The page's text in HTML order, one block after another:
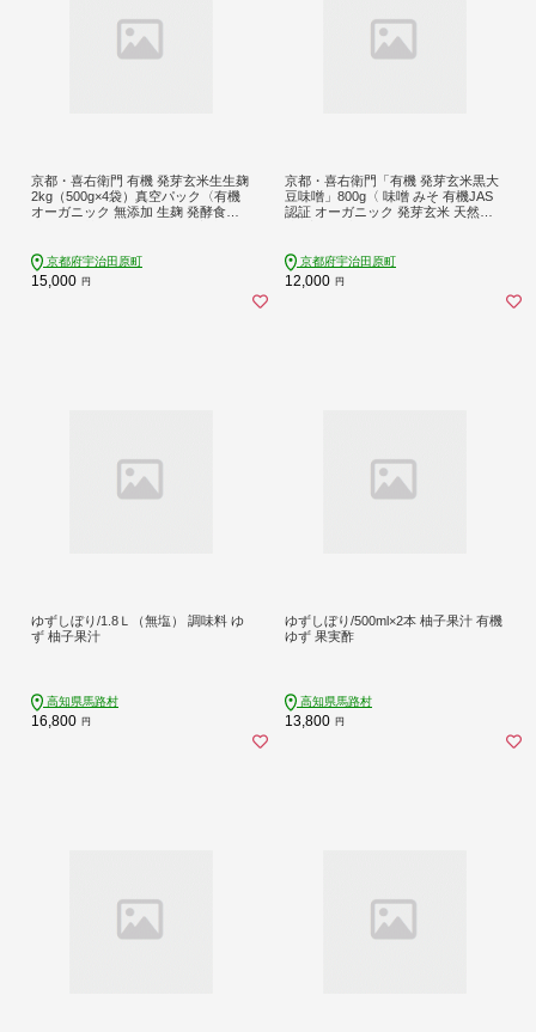
京都・喜右衛門 有機 発芽玄米生生麹
2kg（500g×4袋）真空パック〈有機
オーガニック 無添加 生麹 発酵食品
京都府宇治田原町
15,000 円
京都・喜右衛門「有機 発芽玄米黒大
豆味噌」800g〈 味噌 みそ 有機JAS
認証 オーガニック 発芽玄米 天然醸
京都府宇治田原町
12,000 円
ゆずしぼり/1.8Ｌ（無塩） 調味料 ゆ
ず 柚子果汁
高知県馬路村
16,800 円
ゆずしぼり/500ml×2本 柚子果汁 有機
ゆず 果実酢
高知県馬路村
13,800 円